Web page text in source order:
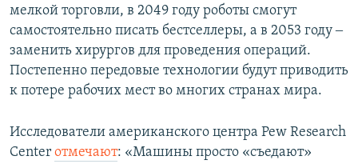
мелкой торговли, в 2049 году роботы смогут
самостоятельно писать бестселлеры, а в 2053 году ‒
заменить хирургов для проведения операций.
Постепенно передовые технологии будут приводить
к потере рабочих мест во многих странах мира.
Исследователи американского центра Pew Research
Center отмечают: «Машины просто «съедают»